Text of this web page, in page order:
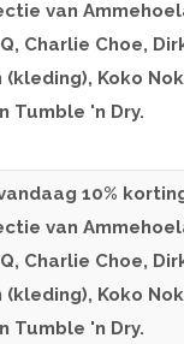
van
Charlie Choe,
(kleding), Koko
Tumble 'n Dry.
10%
van
Charlie Choe,
(kleding), Koko
Tumble 'n Dry.